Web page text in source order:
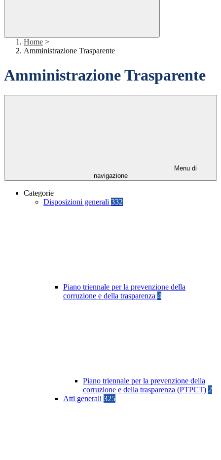
Home >
Amministrazione Trasparente
Amministrazione Trasparente
Menu di
navigazione
Categorie
Disposizioni generali 332
Piano triennale per la prevenzione della
corruzione e della trasparenza 4
Piano triennale per la prevenzione della
corruzione e della trasparenza (PTPCT) 2
Atti generali 325